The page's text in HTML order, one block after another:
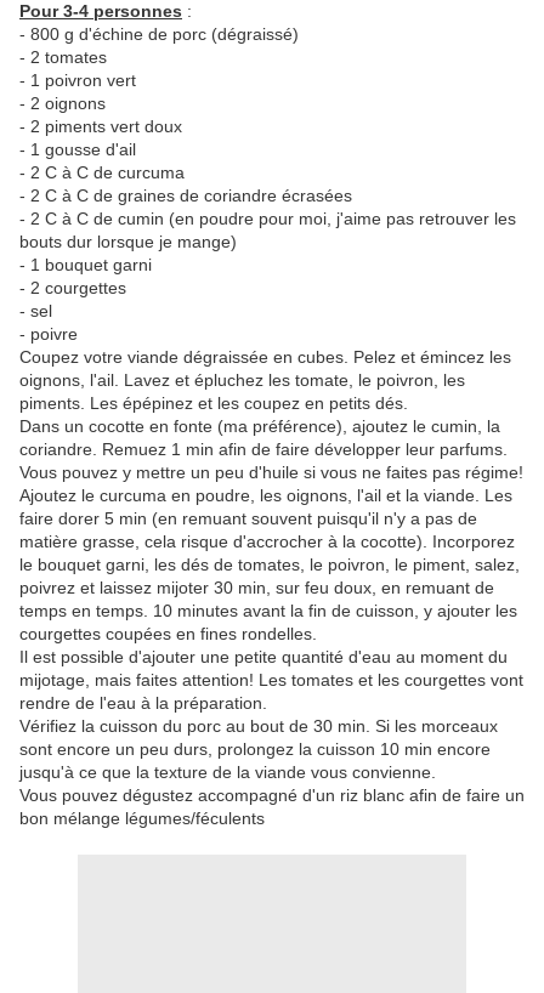
Pour 3-4 personnes :
- 800 g d'échine de porc (dégraissé)
- 2 tomates
- 1 poivron vert
- 2 oignons
- 2 piments vert doux
- 1 gousse d'ail
- 2 C à C de curcuma
- 2 C à C de graines de coriandre écrasées
- 2 C à C de cumin (en poudre pour moi, j'aime pas retrouver les
bouts dur lorsque je mange)
- 1 bouquet garni
- 2 courgettes
- sel
- poivre
Coupez votre viande dégraissée en cubes. Pelez et émincez les
oignons, l'ail. Lavez et épluchez les tomate, le poivron, les
piments. Les épépinez et les coupez en petits dés.
Dans un cocotte en fonte (ma préférence), ajoutez le cumin, la
coriandre. Remuez 1 min afin de faire développer leur parfums.
Vous pouvez y mettre un peu d'huile si vous ne faites pas régime!
Ajoutez le curcuma en poudre, les oignons, l'ail et la viande. Les
faire dorer 5 min (en remuant souvent puisqu'il n'y a pas de
matière grasse, cela risque d'accrocher à la cocotte). Incorporez
le bouquet garni, les dés de tomates, le poivron, le piment, salez,
poivrez et laissez mijoter 30 min, sur feu doux, en remuant de
temps en temps. 10 minutes avant la fin de cuisson, y ajouter les
courgettes coupées en fines rondelles.
Il est possible d'ajouter une petite quantité d'eau au moment du
mijotage, mais faites attention! Les tomates et les courgettes vont
rendre de l'eau à la préparation.
Vérifiez la cuisson du porc au bout de 30 min. Si les morceaux
sont encore un peu durs, prolongez la cuisson 10 min encore
jusqu'à ce que la texture de la viande vous convienne.
Vous pouvez dégustez accompagné d'un riz blanc afin de faire un
bon mélange légumes/féculents